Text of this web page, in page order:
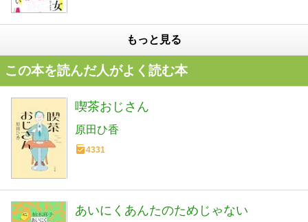
もっと見る
この本を読んだ人がよく読む本
喫茶おじさん
原田ひ香
4331
あいにくあんたのためじゃない